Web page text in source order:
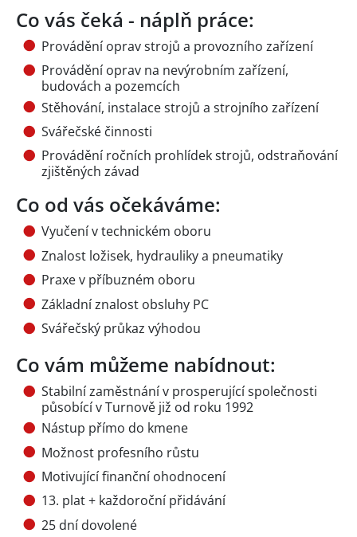
Co vás čeká - náplň práce:
Provádění oprav strojů a provozního zařízení
Provádění oprav na nevýrobním zařízení,
budovách a pozemcích
Stěhování, instalace strojů a strojního zařízení
Svářečské činnosti
Provádění ročních prohlídek strojů, odstraňování
zjištěných závad
Co od vás očekáváme:
Vyučení v technickém oboru
Znalost ložisek, hydrauliky a pneumatiky
Praxe v příbuzném oboru
Základní znalost obsluhy PC
Svářečský průkaz výhodou
Co vám můžeme nabídnout:
Stabilní zaměstnání v prosperující společnosti
působící v Turnově již od roku 1992
Nástup přímo do kmene
Možnost profesního růstu
Motivující finanční ohodnocení
13. plat + každoroční přidávání
25 dní dovolené